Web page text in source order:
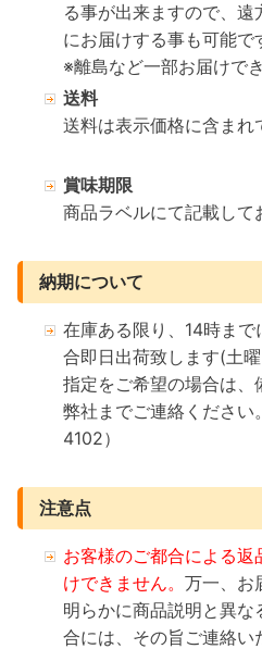
る事が出来ますので、
にお届けする事も可能で
※離島など一部お届けで
送料
送料は表示価格に含まれ
賞味期限
商品ラベルにて記載して
納期について
在庫ある限り、14時ま
合即日出荷致します(土
指定をご希望の場合は
弊社までご連絡くださ
4102）
注意点
お客様のご都合による
けできません。 万一、お
明らかに商品説明と異
合には、その旨ご連絡い